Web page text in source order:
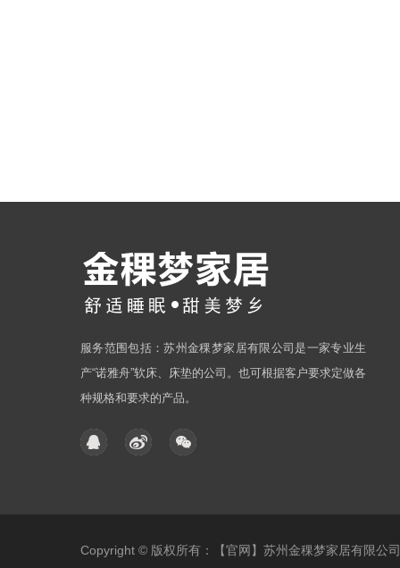
服务范围包括：苏州金稞梦家居有限公司是一家专业生
产“诺雅舟”软床、床垫的公司。也可根据客户要求定做各
种规格和要求的产品。
Copyright © 版权所有：【官网】苏州金稞梦家居有限公